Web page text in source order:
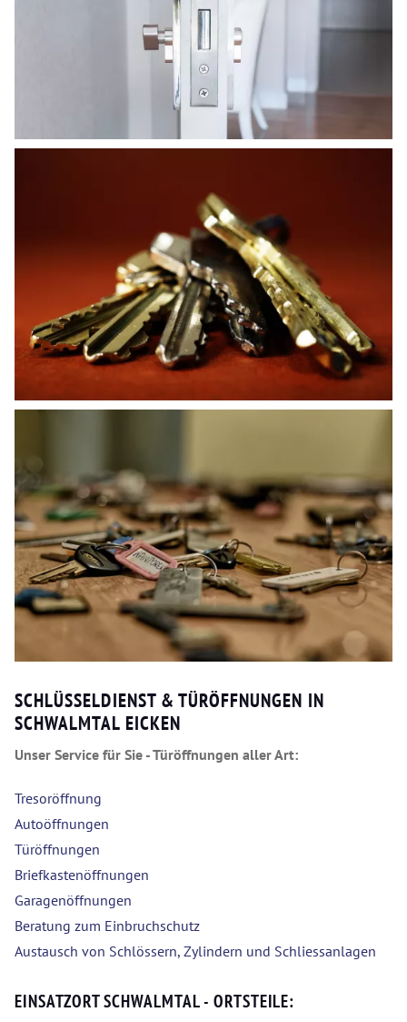
SCHLÜSSELDIENST & TÜRÖFFNUNGEN IN
SCHWALMTAL EICKEN
Unser Service für Sie - Türöffnungen aller Art:
Tresoröffnung
Autoöffnungen
Türöffnungen
Briefkastenöffnungen
Garagenöffnungen
Beratung zum Einbruchschutz
Austausch von Schlössern, Zylindern und Schliessanlagen
EINSATZORT SCHWALMTAL - ORTSTEILE: